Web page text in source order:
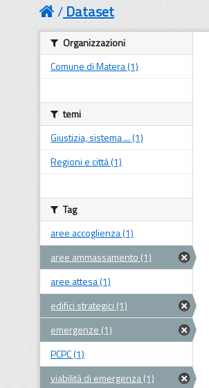
Dataset
Organizzazioni
Comune di Matera (1)
temi
Giustizia, sistema ... (1)
Regioni e città (1)
Tag
aree accoglienza (1)
aree ammassamento (1)
aree attesa (1)
edifici strategici (1)
emergenze (1)
PCPC (1)
viabilità di emergenza (1)